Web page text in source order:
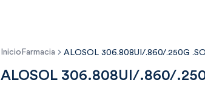
Inicio Farmacia ALOSOL 306.808UI/.860/.250G
ALOSOL 306.808UI/.860/